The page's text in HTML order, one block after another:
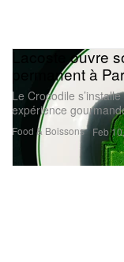
Food & Boissons
Lacoste ouvre
permanent à
Le Crocodile
expérience
Feb